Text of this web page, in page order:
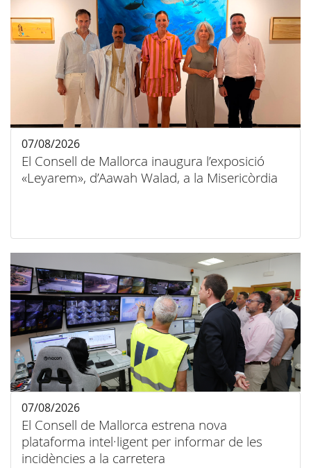
El Consell de Mallorca inaugura l’exposició
«Leyarem», d’Aawah Walad, a la Misericòrdia
07/08/2026
El Consell de Mallorca estrena nova
plataforma intel·ligent per informar de les
incidències a la carretera
07/08/2026